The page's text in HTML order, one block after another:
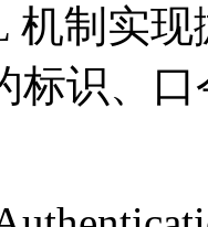
机制实
标识、